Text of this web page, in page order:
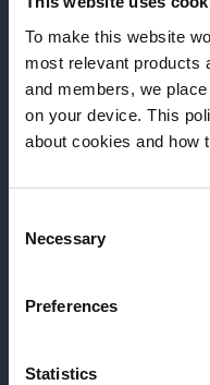
To make this website
most relevant products
and members, we
on your device. This
about cookies and how
Selection
Necessary
Preferences
Statistics
Antes de
Complementação: